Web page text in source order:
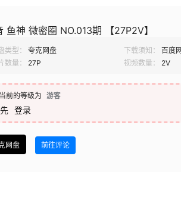
鱼神 微密圈 NO.013期 【27P2V】
类型： 夸克网盘 下载须知：
百度
数量：
27P 视频数量： 2V
前的等级为 游客
登录
网盘 前往评论